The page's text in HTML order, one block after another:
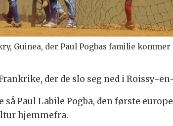
Guinea, der Paul Pogbas familie kommer
der de slo seg ned i Roissy-
så Paul Labile Pogba, den første
hjemmefra.